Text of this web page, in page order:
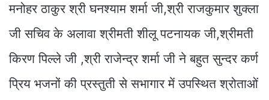
मनोहर ठाकुर श्री घनश्याम शर्मा जी,श्री राजकुमार शुक्ला
जी सचिव के अलावा श्रीमती शीलू पटनायक जी,श्रीमती
किरण पिल्ले जी ,श्री राजेन्द्र शर्मा जी ने बहुत सुन्दर कर्ण
प्रिय भजनों की प्रस्तुती से सभागार में उपस्थित श्रोताओं